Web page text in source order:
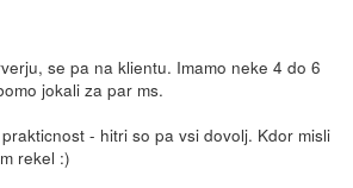
se pa na klientu. Imamo neke 4 do 6
jokali za par ms.
- hitri so pa vsi dovolj. Kdor misli
rekel :)